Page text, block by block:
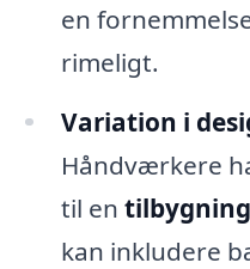
en
rimeligt.
Variation i
Håndværkere
til en
kan inkludere